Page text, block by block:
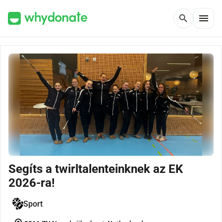
search menu
Segíts a twirltalenteinknek az EK
2026-ra!
Sport